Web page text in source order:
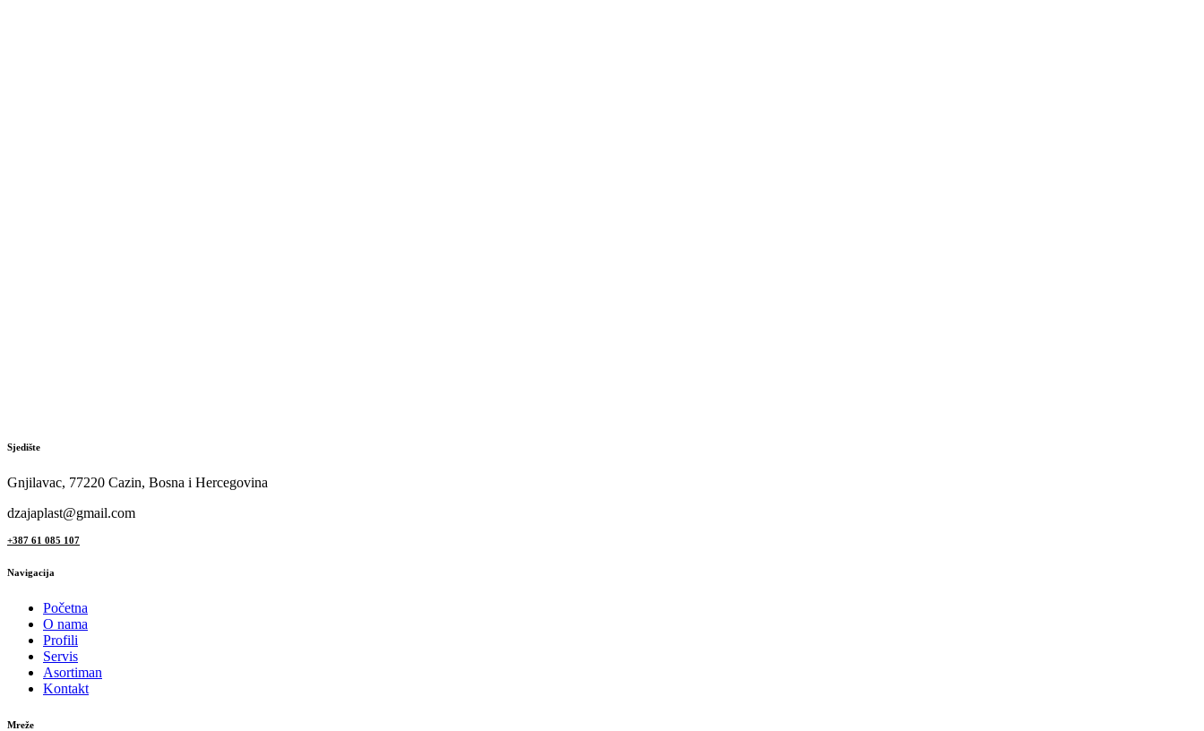
Sjedište
Gnjilavac, 77220 Cazin, Bosna i Hercegovina
dzajaplast@gmail.com
+387 61 085 107
Navigacija
Početna
O nama
Profili
Servis
Asortiman
Kontakt
Mreže